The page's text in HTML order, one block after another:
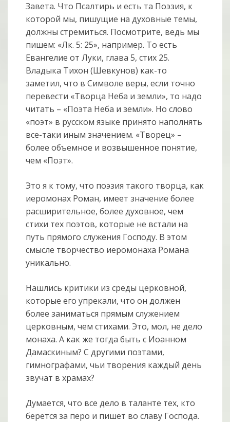
Завета. Что Псалтирь и есть та Поэзия, к
которой мы, пишущие на духовные темы,
должны стремиться. Посмотрите, ведь мы
пишем: «Лк. 5: 25», например. То есть
Евангелие от Луки, глава 5, стих 25.
Владыка Тихон (Шевкунов) как-то
заметил, что в Символе веры, если точно
перевести «Творца Неба и земли», то надо
читать – «Поэта Неба и земли». Но слово
«поэт» в русском языке принято наполнять
все-таки иным значением. «Творец» –
более объемное и возвышенное понятие,
чем «Поэт».
Это я к тому, что поэзия такого творца, как
иеромонах Роман, имеет значение более
расширительное, более духовное, чем
стихи тех поэтов, которые не встали на
путь прямого служения Господу. В этом
смысле творчество иеромонаха Романа
уникально.
Нашлись критики из среды церковной,
которые его упрекали, что он должен
более заниматься прямым служением
церковным, чем стихами. Это, мол, не дело
монаха. А как же тогда быть с Иоанном
Дамаскиным? С другими поэтами,
гимнографами, чьи творения каждый день
звучат в храмах?
Думается, что все дело в таланте тех, кто
берется за перо и пишет во славу Господа.